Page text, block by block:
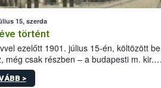
15, szerda
történt
ezelőtt 1901. július 15-én, költözött be
még csak részben – a budapesti m. kir.
állomás a Kis Rókus utca
alatti, Czigler Győző által tervezett új
>